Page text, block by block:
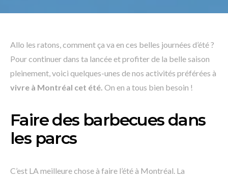
Allo les ratons, comment ça va en ces belles journées d’été ?
Pour continuer dans ta lancée et profiter de la belle saison
pleinement, voici quelques-unes de nos activités préférées à
vivre à Montréal cet été. On en a tous bien besoin !
Faire des barbecues dans
les parcs
C’est LA meilleure chose à faire l’été à Montréal. La